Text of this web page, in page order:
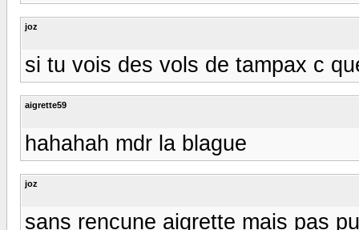
joz
si tu vois des vols de tampax c
aigrette59
hahahah mdr la blague
joz
sans rencune aigrette mais pas